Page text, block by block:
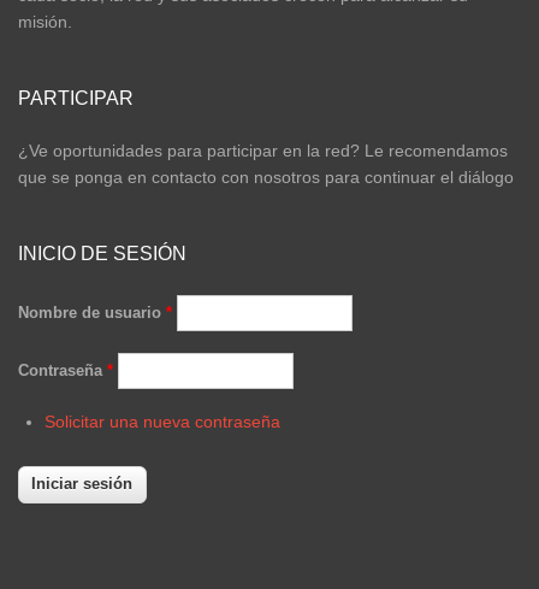
misión.
PARTICIPAR
¿Ve oportunidades para participar en la red? Le recomendamos
que se ponga en contacto con nosotros para continuar el diálogo
INICIO DE SESIÓN
Nombre de usuario *
Contraseña *
Solicitar una nueva contraseña